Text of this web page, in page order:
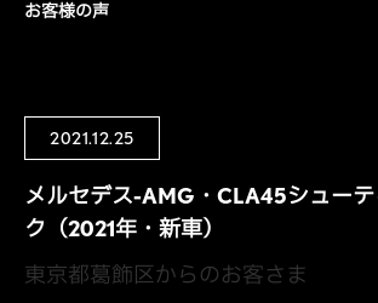
お客様の声
2021.12.25
メルセデス-AMG・CLA45シュー
ク（2021年・新車）
東京都葛飾区からのお客さま